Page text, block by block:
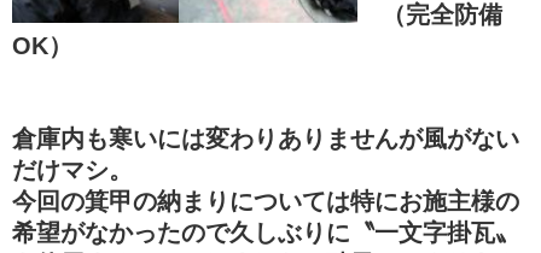
（完全防備
OK）
倉庫内も寒いには変わりありませんが風がない
だけマシ。
今回の箕甲の納まりについては特にお施主様の
希望がなかったので久しぶりに〝一文字掛瓦〟